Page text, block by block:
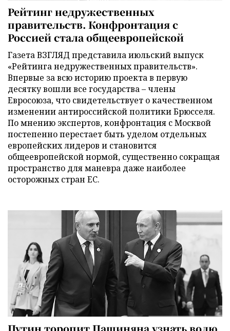
Рейтинг недружественных
правительств. Конфронтация с
Россией стала общеевропейской
Газета ВЗГЛЯД представила июльский выпуск
«Рейтинга недружественных правительств».
Впервые за всю историю проекта в первую
десятку вошли все государства – члены
Евросоюза, что свидетельствует о качественном
изменении антироссийской политики Брюсселя.
По мнению экспертов, конфронтация с Москвой
постепенно перестает быть уделом отдельных
европейских лидеров и становится
общеевропейской нормой, существенно сокращая
пространство для маневра даже наиболее
осторожных стран ЕС.